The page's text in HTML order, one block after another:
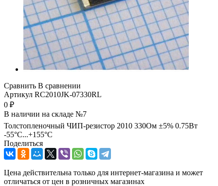
Сравнить В сравнении
Артикул RC2010JK-07330RL
0 ₽
В наличии на складе №7
Толстопленочный ЧИП-резистор 2010 330Ом ±5% 0.75Вт
-55°С...+155°С
Поделиться
Цена действительна только для интернет-магазина и может
отличаться от цен в розничных магазинах